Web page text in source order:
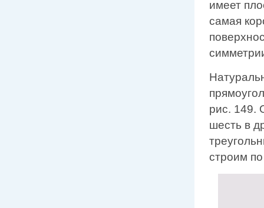
имеет
самая
рис. 149.
шесть в
строим